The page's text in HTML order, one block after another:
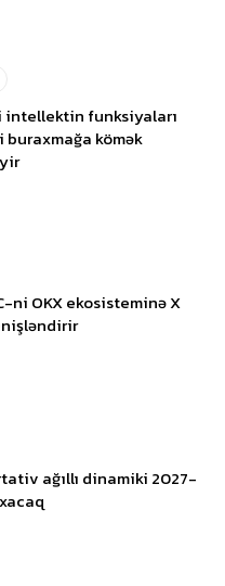
intellektin funksiyaları
buraxmağa kömək
ni OKX ekosisteminə X
ağıllı dinamiki 2027-